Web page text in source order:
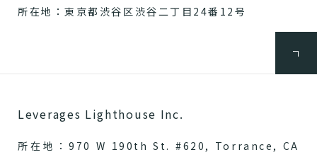
所在地：東京都渋谷区渋谷二丁目24番12号
Leverages Lighthouse Inc.
所在地：970 W 190th St. #620, Torrance, CA